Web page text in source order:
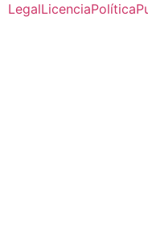
LegalLicenciaPolítica